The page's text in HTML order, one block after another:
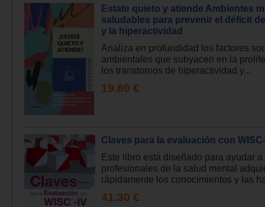
Estate quieto y atiende Ambientes
saludables para prevenir el déficit
y la hiperactividad
Analiza en profundidad los factores
ambientales que subyacen en la
los transtornos de hiperactividad y...
19.80 €
Claves para la evaluación con
Este libro está diseñado para ayudar
profesionales de la salud mental
rápidamente los conocimientos y las
41.30 €